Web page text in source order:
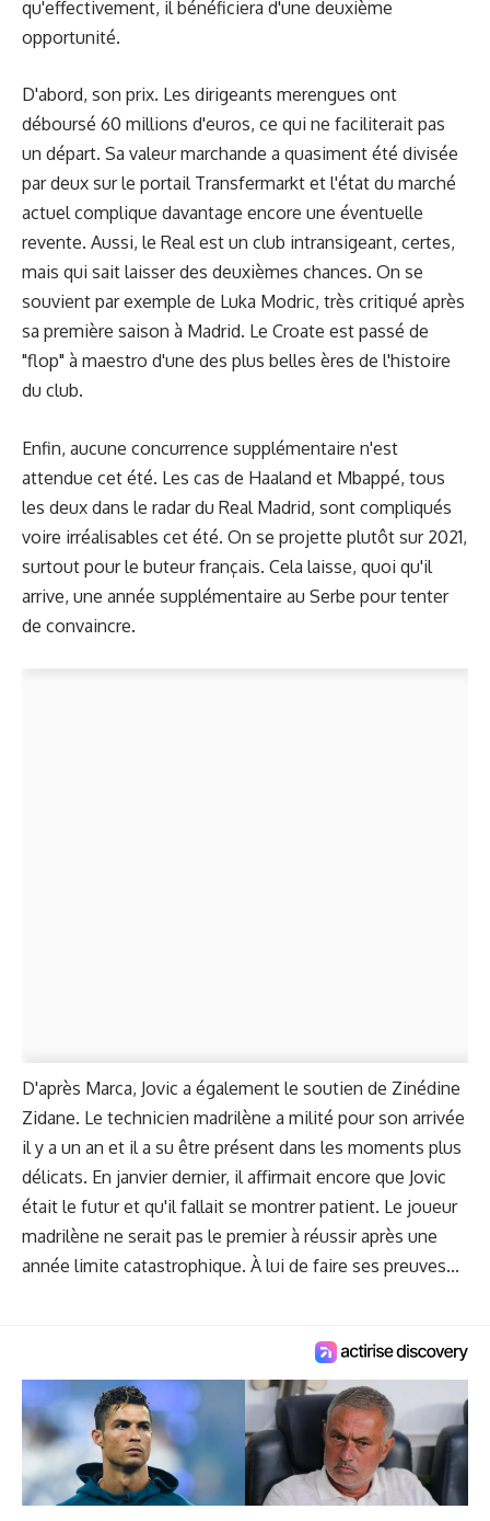
qu'effectivement, il bénéficiera d'une deuxième
opportunité.
D'abord, son prix. Les dirigeants merengues ont
déboursé 60 millions d'euros, ce qui ne faciliterait pas
un départ. Sa valeur marchande a quasiment été divisée
par deux sur le portail Transfermarkt et l'état du marché
actuel complique davantage encore une éventuelle
revente. Aussi, le Real est un club intransigeant, certes,
mais qui sait laisser des deuxièmes chances. On se
souvient par exemple de Luka Modric, très critiqué après
sa première saison à Madrid. Le Croate est passé de
"flop" à maestro d'une des plus belles ères de l'histoire
du club.
Enfin, aucune concurrence supplémentaire n'est
attendue cet été. Les cas de Haaland et Mbappé, tous
les deux dans le radar du Real Madrid, sont compliqués
voire irréalisables cet été. On se projette plutôt sur 2021,
surtout pour le buteur français. Cela laisse, quoi qu'il
arrive, une année supplémentaire au Serbe pour tenter
de convaincre.
D'après Marca, Jovic a également le soutien de Zinédine
Zidane. Le technicien madrilène a milité pour son arrivée
il y a un an et il a su être présent dans les moments plus
délicats. En janvier dernier, il affirmait encore que Jovic
était le futur et qu'il fallait se montrer patient. Le joueur
madrilène ne serait pas le premier à réussir après une
année limite catastrophique. À lui de faire ses preuves...